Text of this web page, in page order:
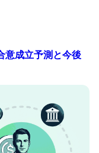
意成立予測と今後